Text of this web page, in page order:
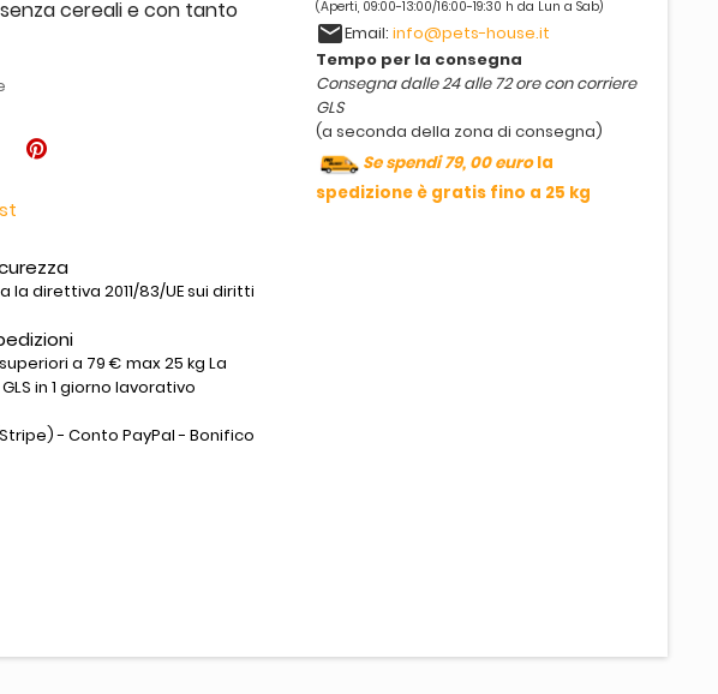
cereali e con tanto
la direttiva 2011/83/UE sui diritti
a 79 € max 25 kg La
in 1 giorno lavorativo
- Conto PayPal - Bonifico
(Aperti, 09:00-13:00/16:00-19:30 h da Lun a Sab)
emailEmail:info@pets-house.it
Tempo per la consegna
Consegna dalle 24 alle 72 ore con corriere
GLS
(a seconda della zona di consegna)
Se spendi 79, 00 eurola
spedizione è gratis fino a 25 kg